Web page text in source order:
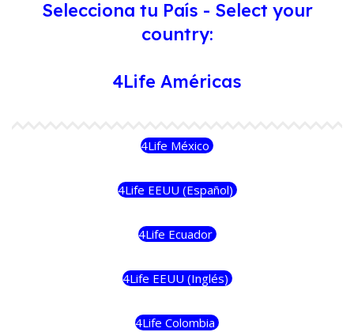
Selecciona tu País - Select your
country:
4Life Américas
4Life México
4Life EEUU (Español)
4Life Ecuador
4Life EEUU (Inglés)
4Life Colombia